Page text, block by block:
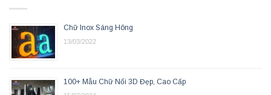
Chữ Inox Sáng Hông
13/03/2022
100+ Mẫu Chữ Nổi 3D Đẹp, Cao Cấp